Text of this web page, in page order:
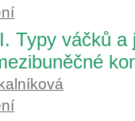
Typy váčků a